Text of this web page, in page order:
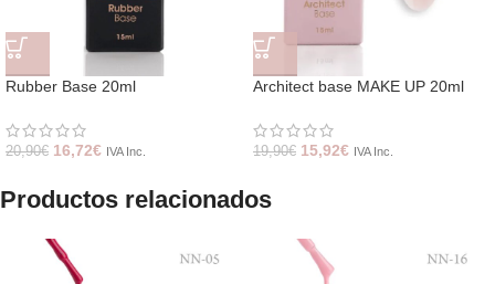
Rubber Base 20ml
20,90€ 16,72€ IVA Inc.
Architect base MAKE UP 20ml
19,90€ 15,92€ IVA Inc.
Productos relacionados